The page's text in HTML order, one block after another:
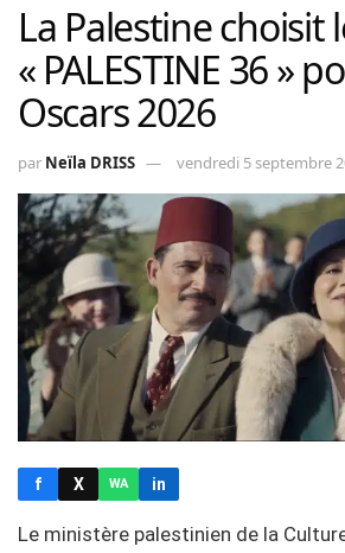
La Palestine choisit
« PALESTINE 36 »
Oscars 2026
par Neïla DRISS vendredi 5 septembre
f X WA in
Le ministère palestinien de la